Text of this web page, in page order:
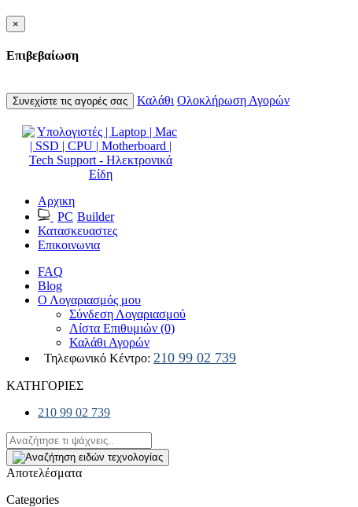
×
Επιβεβαίωση
Συνεχίστε τις αγορές σας Καλάθι Ολοκλήρωση Αγορών
Αρχικη
PC Builder
Κατασκευαστες
Επικοινωνια
FAQ
Blog
Ο Λογαριασμός μου
Σύνδεση Λογαριασμού
Λίστα Επιθυμιών (0)
Καλάθι Αγορών
Τηλεφωνικό Κέντρο: 210 99 02 739
ΚΑΤΗΓΟΡΙΕΣ
210 99 02 739
Αποτελέσματα
Categories